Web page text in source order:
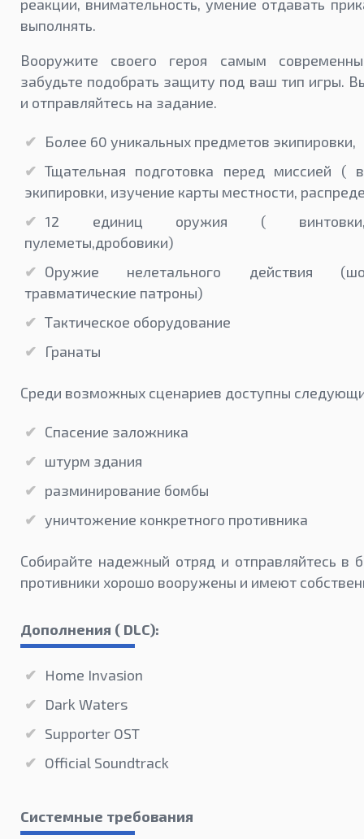
реакции, внимательность, умение отдавать
выполнять.
Вооружите своего героя самым
забудьте подобрать защиту под ваш тип игры.
и отправляйтесь на задание.
Более 60 уникальных предметов экипировки,
Тщательная подготовка перед миссией (
экипировки, изучение карты местности,
12 единиц оружия ( винтовки,
пулеметы,дробовики)
Оружие нелетального действия
травматические патроны)
Тактическое оборудование
Гранаты
Среди возможных сценариев доступны
Спасение заложника
штурм здания
разминирование бомбы
уничтожение конкретного противника
Собирайте надежный отряд и отправляйтесь в
противники хорошо вооружены и имеют
Дополнения ( DLC):
Home Invasion
Dark Waters
Supporter OST
Official Soundtrack
Системные требования